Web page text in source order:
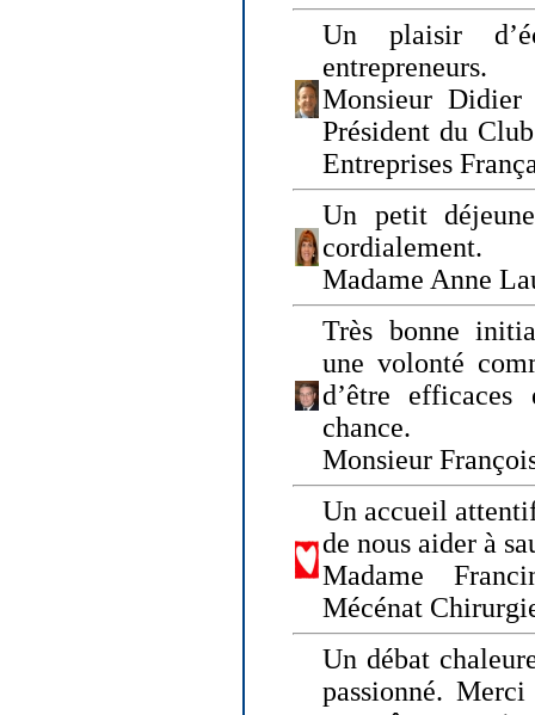
Un plaisir
entrepreneurs.
Monsieur
Président du
Entreprises
Un petit
cordialement.
Madame Anne
Très bonne
une volonté
d’être
chance.
Monsieur
Un accueil
de nous aider à
Madame
Mécénat
Un débat
passionné.